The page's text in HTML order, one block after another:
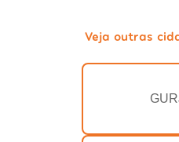
Veja outras